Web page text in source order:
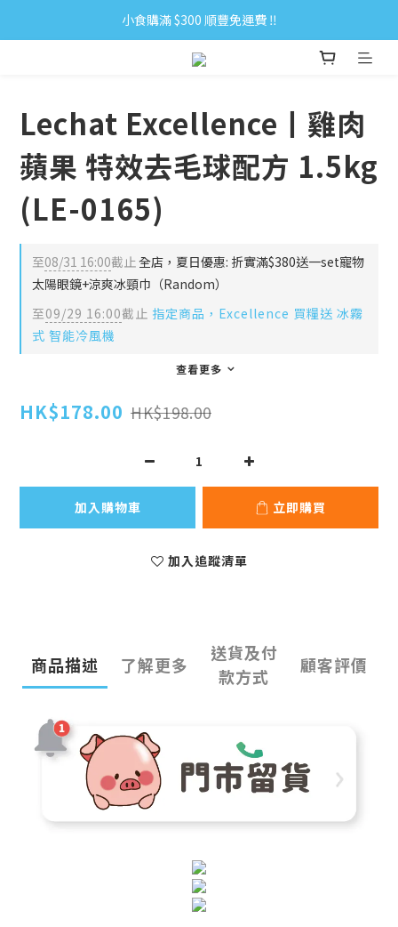
小食購滿 $300 順豐免運費 ‼
小食購滿 $300 順豐免運費 ‼
全單購滿 $500 免運費 ♥︎ 會員積分回贈 $1＝1Pt.
Lechat Excellence丨雞肉
蘋果 特效去毛球配方 1.5kg
(LE-0165)
至08/31 16:00截止全店，夏日優惠: 折實滿$380送一set寵物
太陽眼鏡+涼爽冰頸巾（Random）
至09/29 16:00截止 指定商品，Excellence 買糧送 冰霧
式 智能冷風機
查看更多
HK$178.00 HK$198.00
加入購物車 立即購買
加入追蹤清單
商品描述 了解更多
送貨及付
款方式
顧客評價